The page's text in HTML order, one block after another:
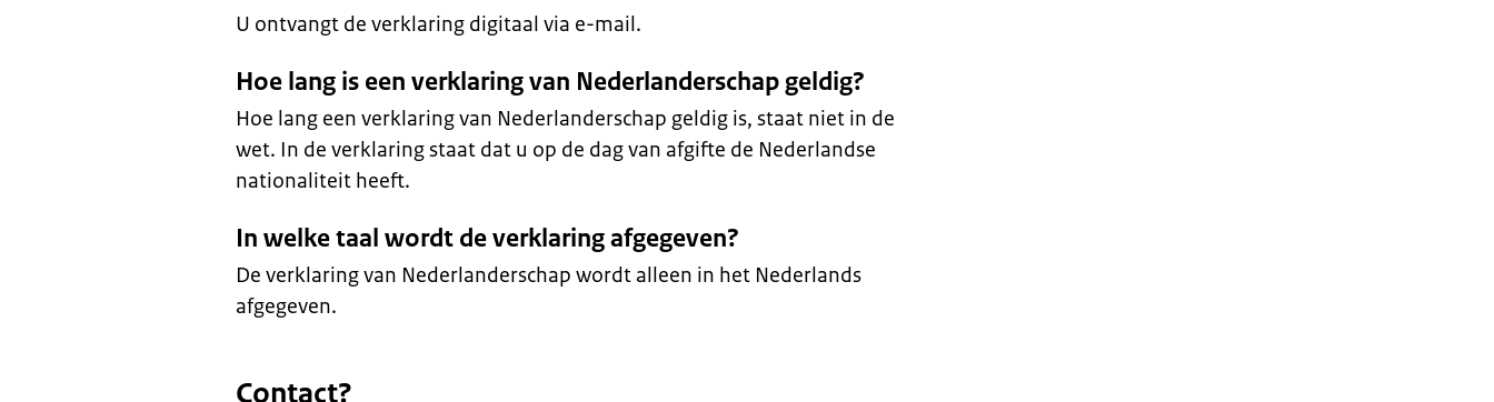
U ontvangt de verklaring digitaal via e-mail.
Hoe lang is een verklaring van Nederlanderschap geldig?
Hoe lang een verklaring van Nederlanderschap geldig is, staat niet in de
wet. In de verklaring staat dat u op de dag van afgifte de Nederlandse
nationaliteit heeft.
In welke taal wordt de verklaring afgegeven?
De verklaring van Nederlanderschap wordt alleen in het Nederlands
afgegeven.
Contact?